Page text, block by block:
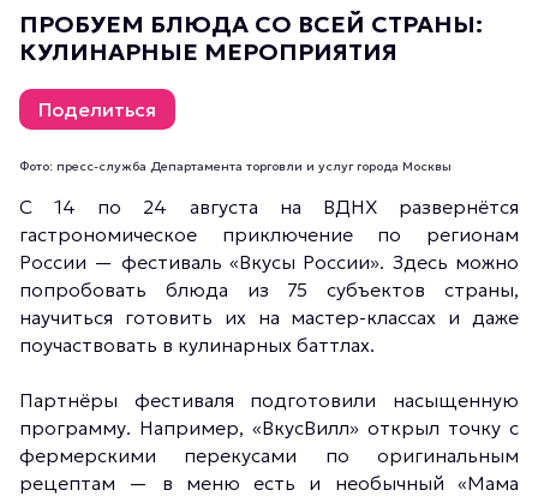
Статьи Молодёжи Москвы
Молодёжь Москвы культурная
Молодёжь Москвы спортивная
Молодёжь Москвы в движении
Молодёжь Москвы здоровая
Молодёжь Москвы профессиональная
Молодёжь Москвы туристическая
Все новости
ПРОБУЕМ БЛЮДА СО ВСЕЙ СТРАНЫ:
КУЛИНАРНЫЕ МЕРОПРИЯТИЯ
Поделиться
Фото: пресс-служба Департамента торговли и услуг города Москвы
С 14 по 24 августа на ВДНХ развернётся
гастрономическое приключение по регионам
России — фестиваль «Вкусы России». Здесь можно
попробовать блюда из 75 субъектов страны,
научиться готовить их на мастер-классах и даже
поучаствовать в кулинарных баттлах.
Партнёры фестиваля подготовили насыщенную
программу. Например, «ВкусВилл» открыл точку с
фермерскими перекусами по оригинальным
рецептам — в меню есть и необычный «Мама